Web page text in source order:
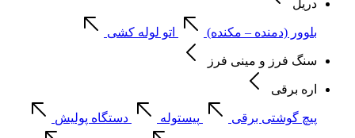
دریل
بلوور (دمنده – مکنده) اتو لوله کشی
سنگ فرز و مینی فرز
اره برقی
پیچ گوشتی برقی پیستوله دستگاه پولیش